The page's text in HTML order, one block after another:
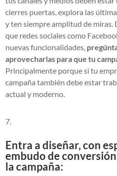
cierres puertas, explora las
y ten siempre amplitud de miras.
que redes sociales como
nuevas funcionalidades,
aprovecharlas para que tu
Principalmente porque si tu
campaña también debe estar
actual y moderno.
Entra a diseñar, con
embudo de
la campaña: